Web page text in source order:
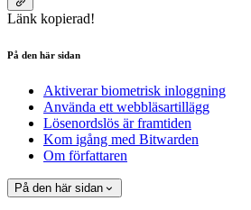
Länk kopierad!
På den här sidan
Aktiverar biometrisk inloggning
Använda ett webbläsartillägg
Lösenordslös är framtiden
Kom igång med Bitwarden
Om författaren
På den här sidan